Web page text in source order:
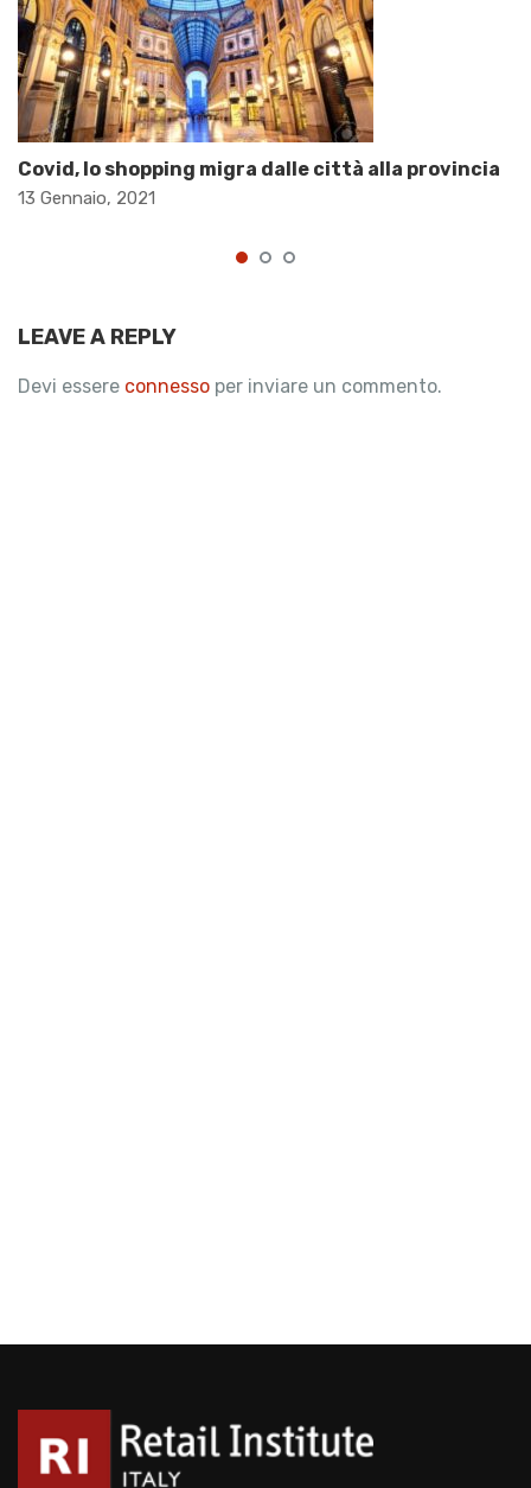
Covid, lo shopping migra dalle città alla provincia
13 Gennaio, 2021
LEAVE A REPLY
Devi essere connesso per inviare un commento.